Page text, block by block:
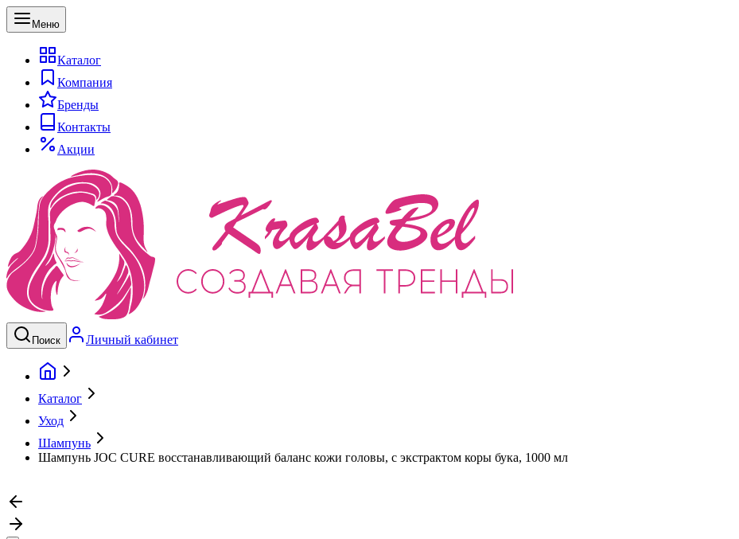
Меню
Каталог
Компания
Бренды
Контакты
Акции
Поиск Личный кабинет
Каталог
Уход
Шампунь
Шампунь JOC CURE восстанавливающий баланс кожи головы, с экстрактом коры бука, 1000 мл